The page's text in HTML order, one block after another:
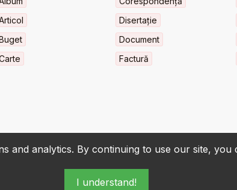
and analytics. By continuing to use our site,
I understand!
Disertație
Document
Factură